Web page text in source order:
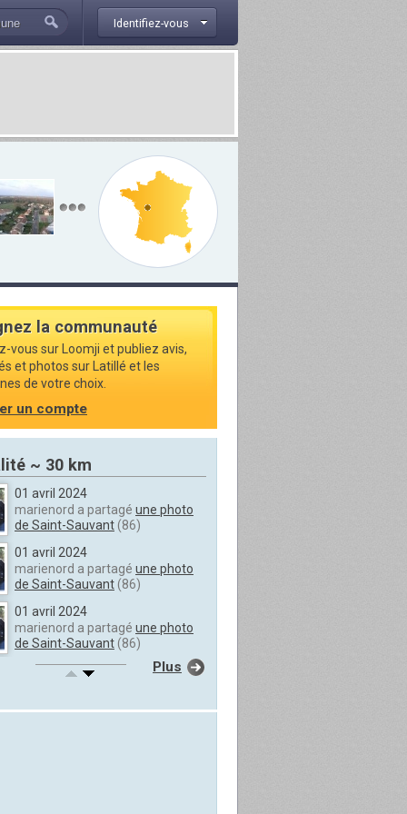
Identifiez-vous
la communauté
vous sur Loomji et publiez avis,
et photos sur Latillé et les
de votre choix.
un compte
~ 30 km
01 avril 2024
marienord a partagé une photo
de Saint-Sauvant(86)
01 avril 2024
marienord a partagé une photo
de Saint-Sauvant(86)
01 avril 2024
marienord a partagé une photo
de Saint-Sauvant(86)
01 avril 2024
Plus